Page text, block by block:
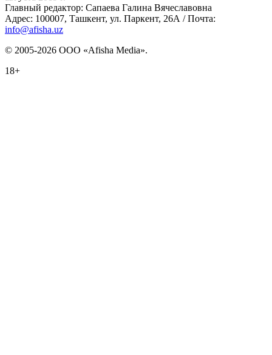
Главный редактор: Сапаева Галина Вячеславовна
Адрес: 100007, Ташкент, ул. Паркент, 26А / Почта:
info@afisha.uz
© 2005-2026 ООО «Afisha Media».
18+